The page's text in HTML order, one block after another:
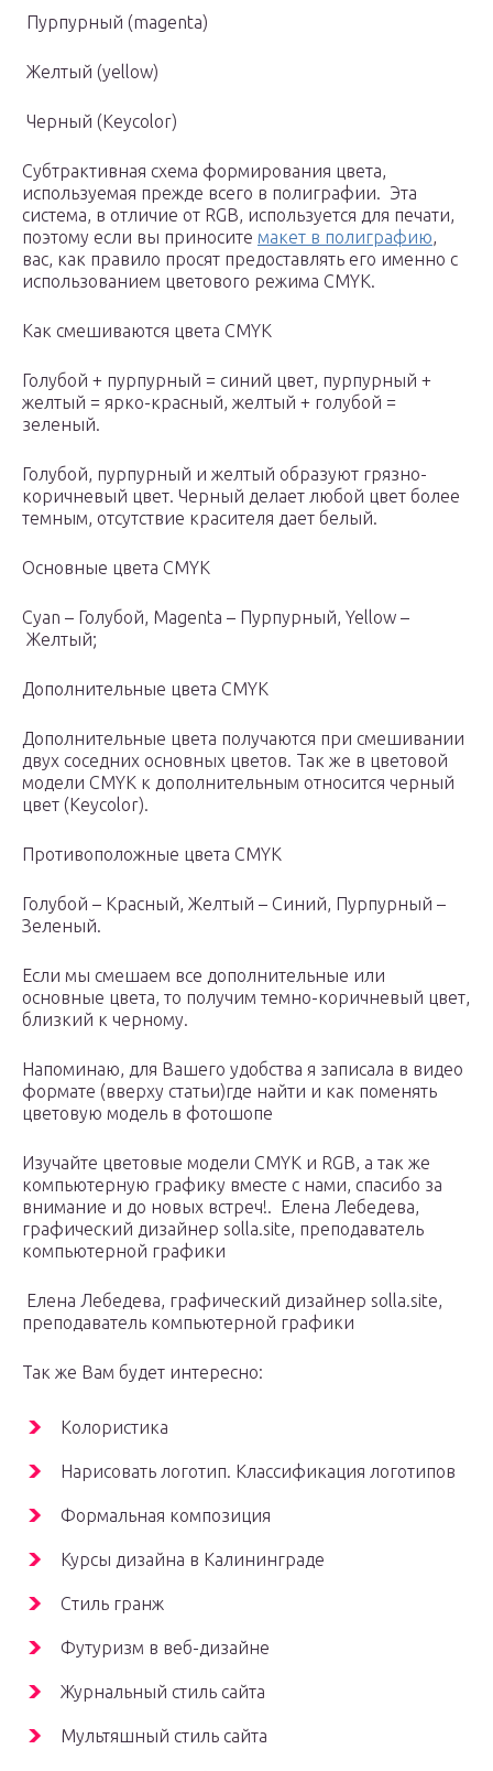
Пурпурный (magenta)
Желтый (yellow)
Черный (Keycolor)
Cубтрактивная схема формирования цвета,
используемая прежде всего в полиграфии. Эта
система, в отличие от RGB, используется для печати,
поэтому если вы приносите макет в полиграфию,
вас, как правило просят предоставлять его именно с
использованием цветового режима CMYK.
Как смешиваются цвета CMYK
Голубой + пурпурный = синий цвет, пурпурный +
желтый = ярко-красный, желтый + голубой =
зеленый.
Голубой, пурпурный и желтый образуют грязно-
коричневый цвет. Черный делает любой цвет более
темным, отсутствие красителя дает белый.
Основные цвета CMYK
Cyan – Голубой, Magenta – Пурпурный, Yellow –
Желтый;
Дополнительные цвета CMYK
Дополнительные цвета получаются при смешивании
двух соседних основных цветов. Так же в цветовой
модели CMYK к дополнительным относится черный
цвет (Keycolor).
Противоположные цвета CMYK
Голубой – Красный, Желтый – Синий, Пурпурный –
Зеленый.
Если мы смешаем все дополнительные или
основные цвета, то получим темно-коричневый цвет,
близкий к черному.
Напоминаю, для Вашего удобства я записала в видео
формате (вверху статьи)где найти и как поменять
цветовую модель в фотошопе
Изучайте цветовые модели CMYK и RGB, а так же
компьютерную графику вместе с нами, спасибо за
внимание и до новых встреч!. Елена Лебедева,
графический дизайнер solla.site, преподаватель
компьютерной графики
Елена Лебедева, графический дизайнер solla.site,
преподаватель компьютерной графики
Так же Вам будет интересно:
Колористика
Нарисовать логотип. Классификация логотипов
Формальная композиция
Курсы дизайна в Калининграде
Стиль гранж
Футуризм в веб-дизайне
Журнальный стиль сайта
Мультяшный стиль сайта